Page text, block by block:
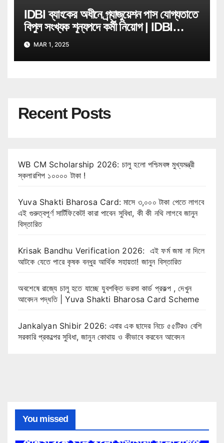
IDBI ব্যাংকের অধীনে গ্ৰ্যাজুয়েশন পাস যোগ্যতাতে
বিপুল সংখ্যক শূন্যপদে কর্মী নিয়োগ | IDBI
Bank Job Recruitment
MAR 1, 2025
Recent Posts
WB CM Scholarship 2026: চালু হলো পশ্চিমবঙ্গ মুখ্যমন্ত্রী
স্কলারশিপ ১০০০০ টাকা !
Yuva Shakti Bharosa Card: মাসে ৩,০০০ টাকা পেতে লাগবে
এই গুরুত্বপূর্ণ সার্টিফিকেট! কারা পাবেন সুবিধা, কী কী নথি লাগবে জানুন
বিস্তারিত
Krisak Bandhu Verification 2026: এই ফর্ম জমা না দিলে
আটকে যেতে পারে কৃষক বন্ধুর আর্থিক সহায়তা! জানুন বিস্তারিত
অবশেষে রাজ্যে চালু হতে যাচ্ছে যুবশক্তি ভরসা কার্ড প্রকল্প , দেখুন
আবেদন পদ্ধতি | Yuva Shakti Bharosa Card Scheme
Jankalyan Shibir 2026: এবার এক ছাদের নিচে ৫৫টিরও বেশি
সরকারি প্রকল্পের সুবিধা, জানুন কোথায় ও কীভাবে করবেন আবেদন
You missed